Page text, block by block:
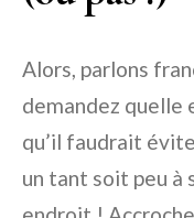
Alors, parlons
demandez quelle
qu’il faudrait
un tant soit peu à